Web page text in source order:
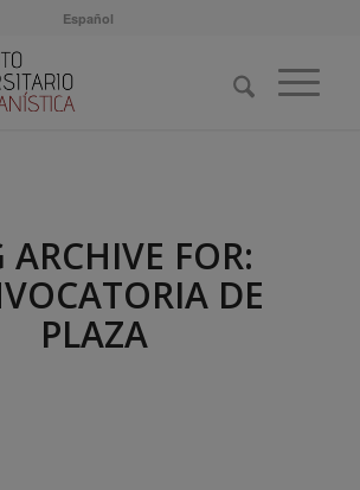
Español
ARCHIVE FOR:
DE
PLAZA